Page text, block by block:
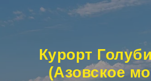
Курорт
(Азовское